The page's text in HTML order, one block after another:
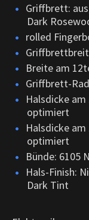
Griffbrett:
Dark
rolled
Breite am
Griffbrett-
Halsdicke
optimiert
Halsdicke
optimiert
Bünde: 6105
Hals-Finish:
Dark Tint